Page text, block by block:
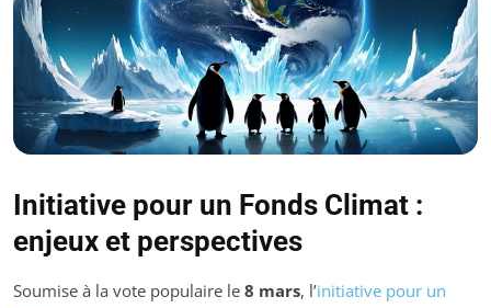
Initiative pour un Fonds Climat :
enjeux et perspectives
Soumise à la vote populaire le 8 mars, l’initiative pour un